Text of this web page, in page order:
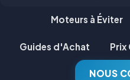
Moteurs à Éviter
Guides d'Achat Prix
NOUS